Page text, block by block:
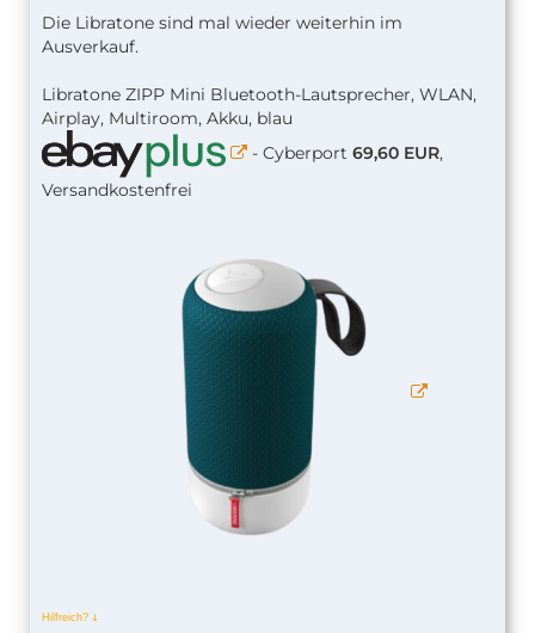
Die Libratone sind mal wieder weiterhin im
Ausverkauf.
Libratone ZIPP Mini Bluetooth-Lautsprecher, WLAN,
Airplay, Multiroom, Akku, blau
- Cyberport 69,60 EUR,
Versandkostenfrei
Hilfreich? ↆ